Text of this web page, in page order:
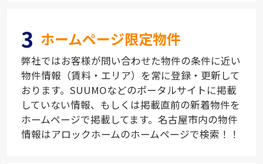
3 ホームページ限定物件
弊社ではお客様が問い合わせた物件の条件に近い
物件情報（賃料・エリア）を常に登録・更新して
おります。SUUMOなどのポータルサイトに掲載
していない情報、もしくは掲載直前の新着物件を
ホームページで掲載してます。名古屋市内の物件
情報はアロックホームのホームページで検索！！